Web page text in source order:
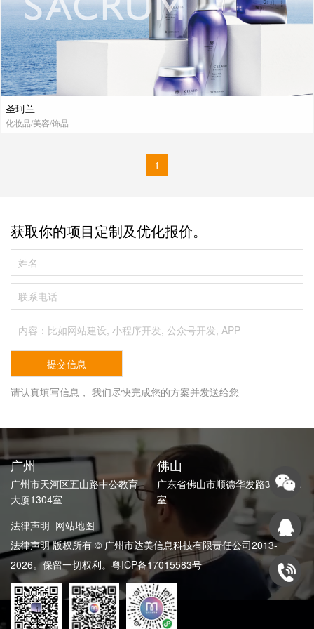
圣珂兰
化妆品/美容/饰品
1
获取你的项目定制及优化报价。
请认真填写信息， 我们尽快完成您的方案并发送给您
广州
广州市天河区五山路中公教育
大厦1304室
佛山
广东省佛山市顺德华发路39号601
室
法律声明 网站地图
法律声明 版权所有 © 广州市达美信息科技有限责任公司2013-
2026。保留一切权利。 粤ICP备17015583号